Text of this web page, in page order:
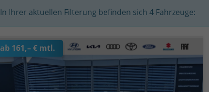
In Ihrer aktuellen Filterung befinden sich4 Fahrzeuge:
ab 161,– € mtl.